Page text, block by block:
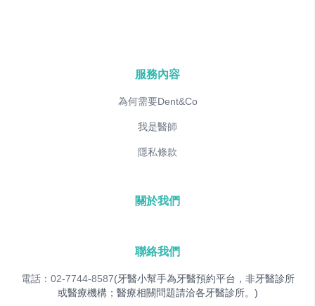
服務內容
為何需要Dent&Co
我是醫師
隱私條款
關於我們
聯絡我們
電話：02-7744-8587(牙醫小幫手為牙醫預約平台，非牙醫診所
或醫療機構；醫療相關問題請洽各牙醫診所。)